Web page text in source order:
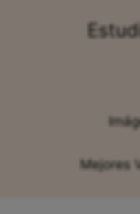
Mejores